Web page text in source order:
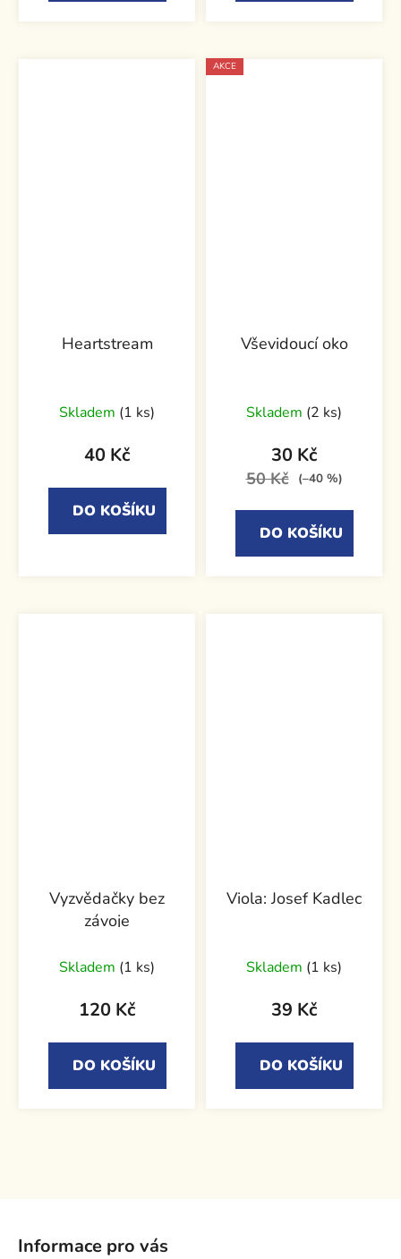
Heartstream
Skladem (1 ks)
40 Kč
DO KOŠÍKU
AKCE
Vševidoucí oko
Skladem (2 ks)
30 Kč
50 Kč (–40 %)
DO KOŠÍKU
Vyzvědačky bez
závoje
Skladem (1 ks)
120 Kč
DO KOŠÍKU
Viola: Josef Kadlec
Skladem (1 ks)
39 Kč
DO KOŠÍKU
Informace pro vás